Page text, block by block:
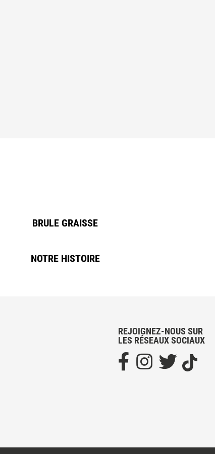
BRULE GRAISSE
NOTRE HISTOIRE
REJOIGNEZ-NOUS SUR
LES RÉSEAUX SOCIAUX